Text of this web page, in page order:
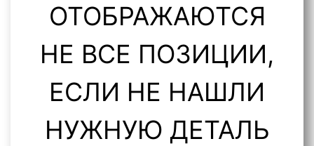
ОТОБРАЖАЮТСЯ
НЕ ВСЕ ПОЗИЦИИ,
ЕСЛИ НЕ НАШЛИ
НУЖНУЮ ДЕТАЛЬ